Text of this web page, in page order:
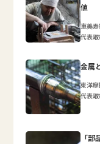
値
恵美
代表
金属
東洋
代表
「